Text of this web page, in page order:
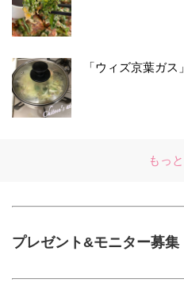
「ウィズ京葉ガ
もっ
プレゼント&モニター募集